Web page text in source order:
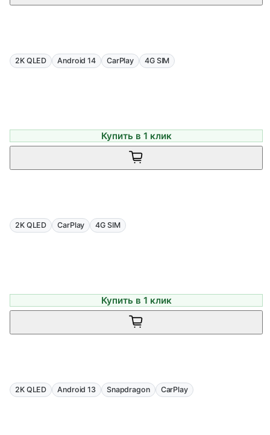
2K QLED Android 14 CarPlay 4G SIM
Купить в 1 клик
2K QLED CarPlay 4G SIM
Купить в 1 клик
2K QLED Android 13 Snapdragon CarPlay